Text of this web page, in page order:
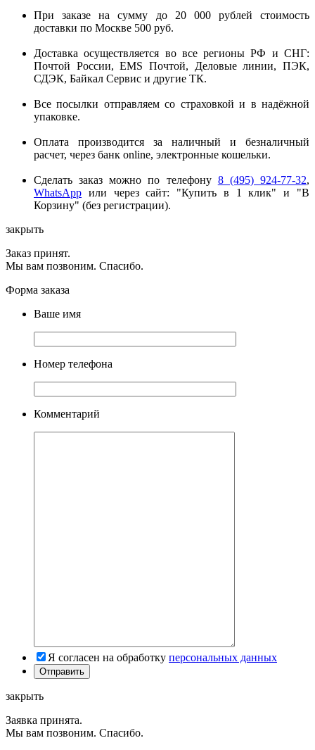
При заказе на сумму до 20 000 рублей стоимость
доставки по Москве 500 руб.
Доставка осуществляется во все регионы РФ и СНГ:
Почтой России, EMS Почтой, Деловые линии, ПЭК,
СДЭК, Байкал Сервис и другие ТК.
Все посылки отправляем со страховкой и в надёжной
упаковке.
Оплата производится за наличный и безналичный
расчет, через банк online, электронные кошельки.
Сделать заказ можно по телефону 8 (495) 924-77-32,
WhatsApp или через сайт: "Купить в 1 клик" и "В
Корзину" (без регистрации).
закрыть
Заказ принят.
Мы вам позвоним. Спасибо.
Форма заказа
Ваше имя
Номер телефона
Комментарий
Я согласен на обработку персональных данных
закрыть
Заявка принята.
Мы вам позвоним. Спасибо.